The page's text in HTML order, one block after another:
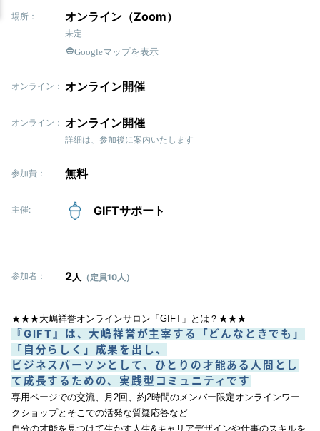
場所： オンライン（Zoom）
未定
Googleマップを表示
オンライン： オンライン開催
オンライン： オンライン開催
詳細は、参加後に案内いたします
参加費： 無料
主催: GIFTサポート
参加者： 2人 （定員10人）
★★★大嶋祥誉オンラインサロン「GIFT」とは？★★★
『GIFT』は、大嶋祥誉が主宰する「どんなときでも」
「自分らしく」成果を出し、
ビジネスパーソンとして、ひとりの才能ある人間とし
て成長するための、実践型コミュニティです
専用ページでの交流、
月2回、約2時間のメンバー限定オンラインワー
クショップとそこでの活発な質疑応答など
自分の才能を見つけて生かす人生&キャリアデザインや仕事のスキルを